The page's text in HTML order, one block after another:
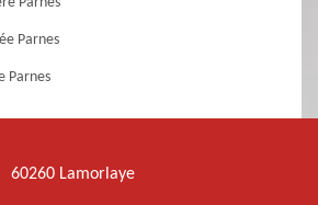
Parnes
Parnes
60260 Lamorlaye